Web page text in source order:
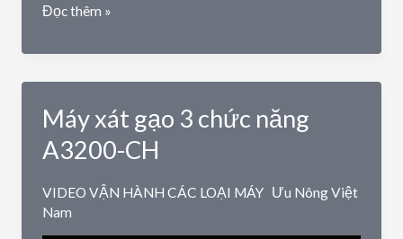
Máy
bột
đa
năng
6FP180
Đọc thêm »
Máy xát gạo 3 chức năng
A3200-CH
VIDEO VẬN HÀNH CÁC LOẠI MÁY Ưu Nông Việt
Nam